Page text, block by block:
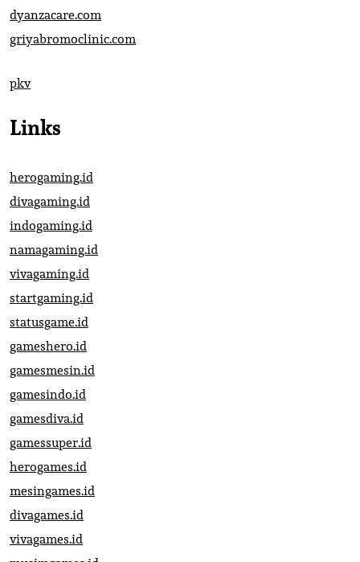
dyanzacare.com
griyabromoclinic.com
pkv
Links
herogaming.id
divagaming.id
indogaming.id
namagaming.id
vivagaming.id
startgaming.id
statusgame.id
gameshero.id
gamesmesin.id
gamesindo.id
gamesdiva.id
gamessuper.id
herogames.id
mesingames.id
divagames.id
vivagames.id